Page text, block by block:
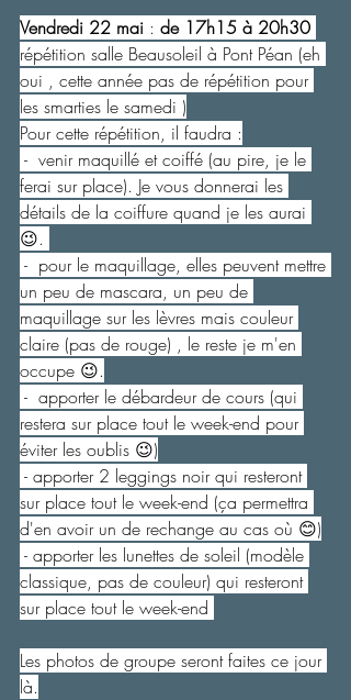
Vendredi 22 mai : de 17h15 à 20h30
répétition salle Beausoleil à Pont Péan (eh
oui , cette année pas de répétition pour
les smarties le samedi )
Pour cette répétition, il faudra :
-  venir maquillé et coiffé (au pire, je le
ferai sur place). Je vous donnerai les
détails de la coiffure quand je les aurai
😉.
-  pour le maquillage, elles peuvent mettre
un peu de mascara, un peu de
maquillage sur les lèvres mais couleur
claire (pas de rouge) , le reste je m'en
occupe 😉.
-  apporter le débardeur de cours (qui
restera sur place tout le week-end pour
éviter les oublis 😉)
- apporter 2 leggings noir qui resteront
sur place tout le week-end (ça permettra
d'en avoir un de rechange au cas où 😊)
- apporter les lunettes de soleil (modèle
classique, pas de couleur) qui resteront
sur place tout le week-end
Les photos de groupe seront faites ce jour
là.